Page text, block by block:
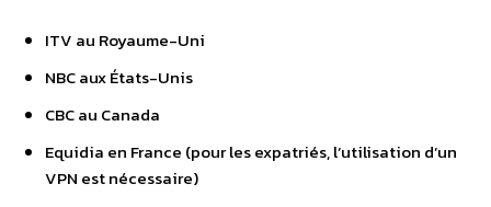
ITV au Royaume-Uni
NBC aux États-Unis
CBC au Canada
Equidia en France (pour les expatriés, l’utilisation d’un
VPN est nécessaire)